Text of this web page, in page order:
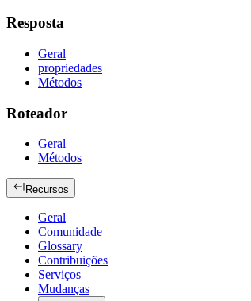
Resposta
Geral
propriedades
Métodos
Roteador
Geral
Métodos
Recursos
Geral
Comunidade
Glossary
Contribuições
Serviços
Mudanças